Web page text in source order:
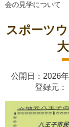
会の見学について
スポーツ
公開日：2026
登録元：